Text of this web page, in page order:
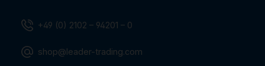
+49 (0) 2102 – 94201 – 0
shop@leader-trading.com